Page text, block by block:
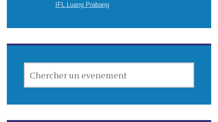
IFL Luang Prabang
UN